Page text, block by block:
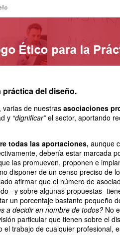
práctica del diseño.
varias de nuestras asociaciones
y “dignificar”el sector, aportando
todas las aportaciones, aunque
debería estar marcada
las promueven, proponen e
disponer de un censo preciso de
afirmar que el número de
–y sobre algunas propuestas-
un porcentaje bastante pequeño
a decidir en nombre de todos? No
particular que tienen sobre el
el trabajo de cualquier profesional,